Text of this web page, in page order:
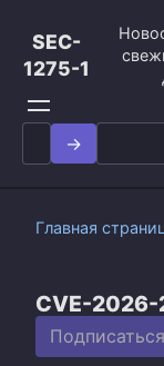
контенту
SEC-
1275-1
Search
for:
Главная
CVE-2026-
Подписаться